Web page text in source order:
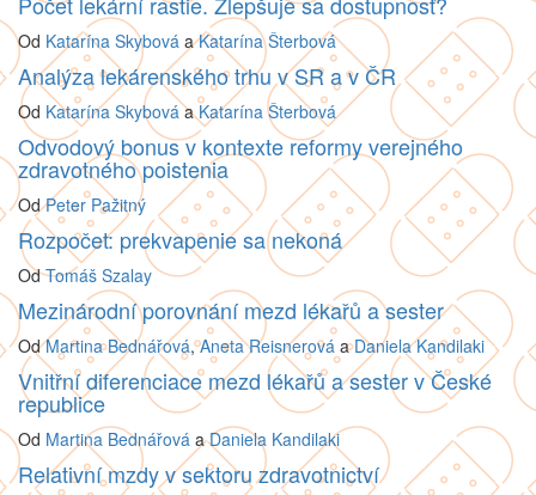
Od Katarína Skybová aKatarína Šterbová
Analýza lekárenského trhu v SR a v ČR
Od Katarína SkybováaKatarína Šterbová
Odvodový bonus v kontexte reformy verejného
zdravotného poistenia
OdPeter Pažitný
Rozpočet: prekvapenie sa nekoná
OdTomáš Szalay
Mezinárodní porovnání mezd lékařů a sester
OdMartina Bednářová,Aneta Reisnerová aDaniela Kandilaki
Vnitřní diferenciace mezd lékařů a sester v České
republice
Od Martina Bednářová aDaniela Kandilaki
Relativní mzdy v sektoru zdravotnictví